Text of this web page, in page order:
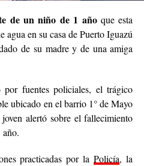
de un niño de 1 añoque esta
agua en su casa de Puerto Iguazú
de su madre y de una amiga
fuentes policiales, el trágico
ubicado en el barrio 1° de Mayo
alertó sobre el fallecimiento
practicadas por laPolicía, la